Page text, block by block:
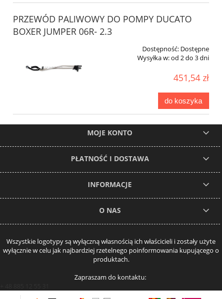
PRZEWÓD PALIWOWY DO POMPY DUCATO
BOXER JUMPER 06R- 2.3
Dostępność: Dostępne
Wysyłka w:od 2 do 3 dni
451,54 zł
do koszyka
MOJE KONTO
PŁATNOŚĆ I DOSTAWA
INFORMACJE
O NAS
Wszystkie logotypy są wyłączną własnością ich właścicieli i zostały użyte
wyłącznie w celu jak najbardziej rzetelnego poinformowania kupującego o
produktach.
Zapraszam do kontaktu: